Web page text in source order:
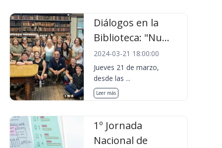
Diálogos en la
Biblioteca: "Nu...
2024-03-21 18:00:00
Jueves 21 de marzo,
desde las ...
Leer más
1º Jornada
Nacional de